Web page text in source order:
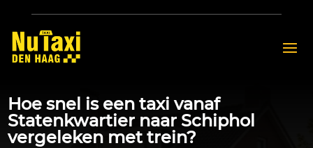
Hoe snel is een taxi vanaf
Statenkwartier naar Schiphol
vergeleken met trein?